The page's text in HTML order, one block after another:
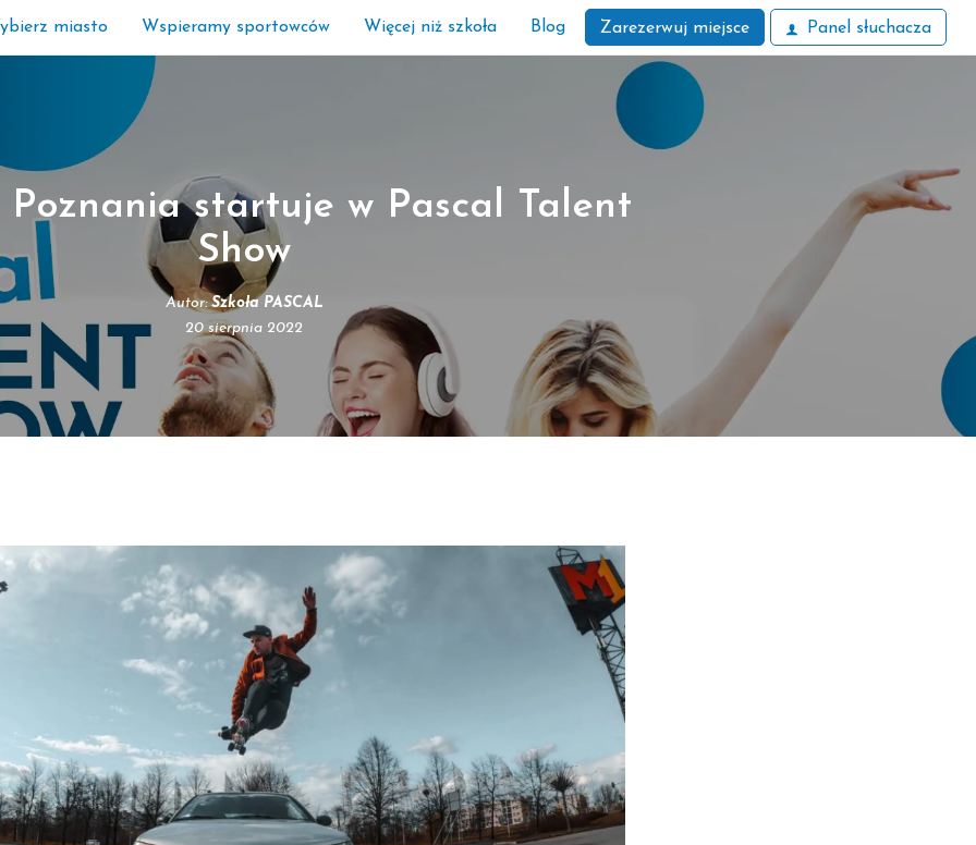
miasto Wspieramy sportowców Więcej niż szkoła Blog Zarezerwuj miejsce Panel słuchacza
startuje w Pascal Talent
Show
Autor:Szkoła PASCAL
20 sierpnia 2022